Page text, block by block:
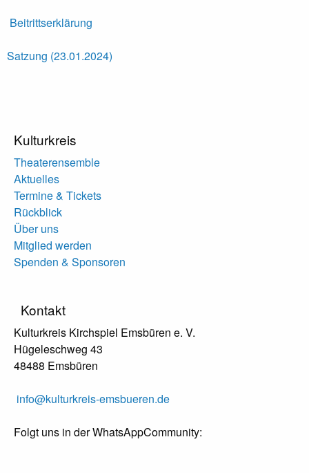
Beitrittserklärung
Satzung (23.01.2024)
Kulturkreis
Theaterensemble
Aktuelles
Termine & Tickets
Rückblick
Über uns
Mitglied werden
Spenden & Sponsoren
Kontakt
Kulturkreis Kirchspiel Emsbüren e. V.
Hügeleschweg 43
48488 Emsbüren
info@kulturkreis-emsbueren.de
Folgt uns in der WhatsAppCommunity: